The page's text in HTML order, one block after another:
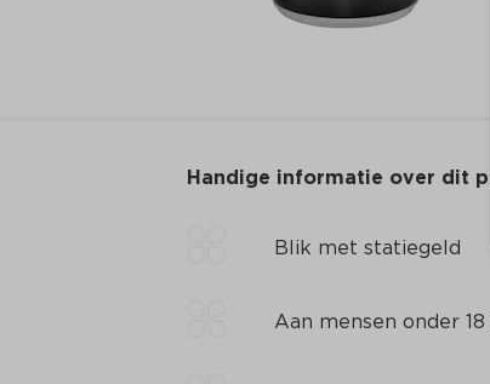
Handige informatie over dit
Blik met statiegeld
Aan mensen onder